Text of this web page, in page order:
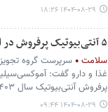
۱۴۰۴-۰۸-۲۹ ۱۸:۲۶
۵ آنتی‌بیوتیک پرفروش در ایران
سلامت
سرپرست گروه
غذا و دارو گفت:
پرفروش آنتی‌بیوتیک سال ۱۴۰۳ بودند.
۱۴۰۴-۰۸-۲۹ ۰۹:۴۴